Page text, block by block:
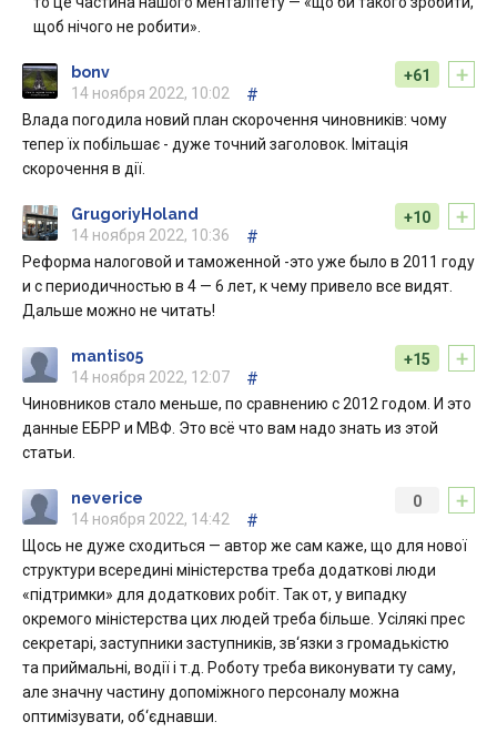
щоб нічого не робити».
+
+61
bonv
14 ноября 2022, 10:02
#
Влада погодила новий план скорочення чиновників: чому
тепер їх побільшає - дуже точний заголовок. Імітація
скорочення в дії.
+
+10
GrugoriyHoland
14 ноября 2022, 10:36
#
Реформа налоговой и таможенной -это уже было в 2011 году
и с периодичностью в 4 — 6 лет, к чему привело все видят.
Дальше можно не читать!
+
+15
mantis05
14 ноября 2022, 12:07
#
Чиновников стало меньше, по сравнению с 2012 годом. И это
данные ЕБРР и МВФ. Это всё что вам надо знать из этой
статьи.
+
0
neverice
14 ноября 2022, 14:42
#
Щось не дуже сходиться — автор же сам каже, що для нової
структури всередині міністерства треба додаткові люди
«підтримки» для додаткових робіт. Так от, у випадку
окремого міністерства цих людей треба більше. Усілякі прес
секретарі, заступники заступників, зв‘язки з громадькістю
та приймальні, водії і т.д. Роботу треба виконувати ту саму,
але значну частину допоміжного персоналу можна
оптимізувати, об‘єднавши.